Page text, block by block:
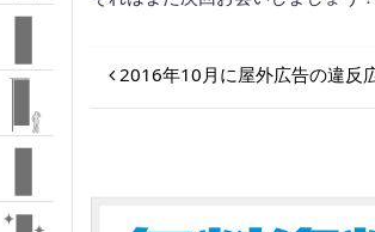
投稿ナビゲーショ
2016年10月に屋外広告の違反